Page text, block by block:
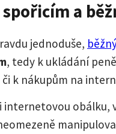
a
jednoduše,
, tedy k ukládání
k nákupům na
internetovou obálku,